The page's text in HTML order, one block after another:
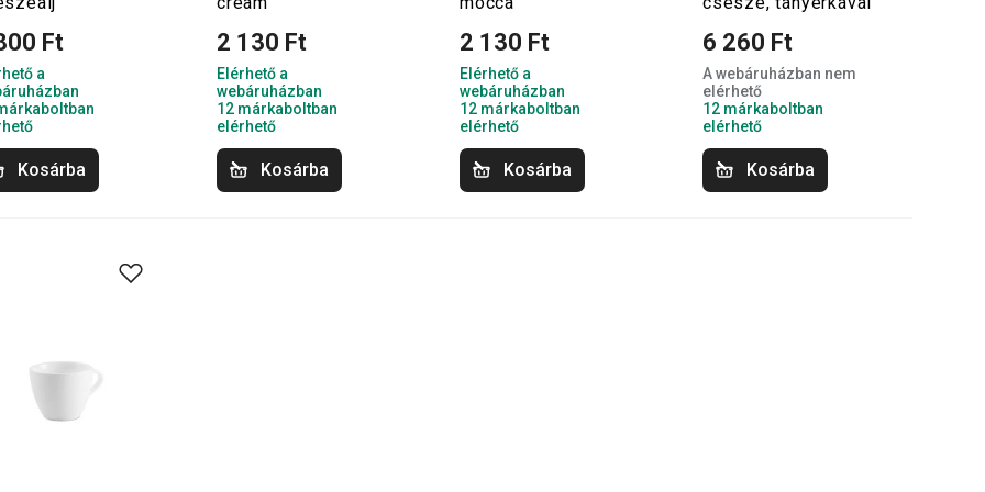
Ft
a
Kosárba
2 130 Ft
Elérhető a
webáruházban
12 márkaboltban
elérhető
Kosárba
2 130 Ft
Elérhető a
webáruházban
12 márkaboltban
elérhető
Kosárba
6 260 Ft
A webáruházban nem
elérhető
12 márkaboltban
elérhető
Kosárba